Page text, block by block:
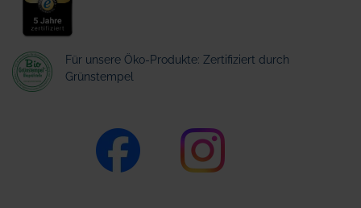
Für unsere Öko-Produkte: Zertifiziert durch
Grünstempel